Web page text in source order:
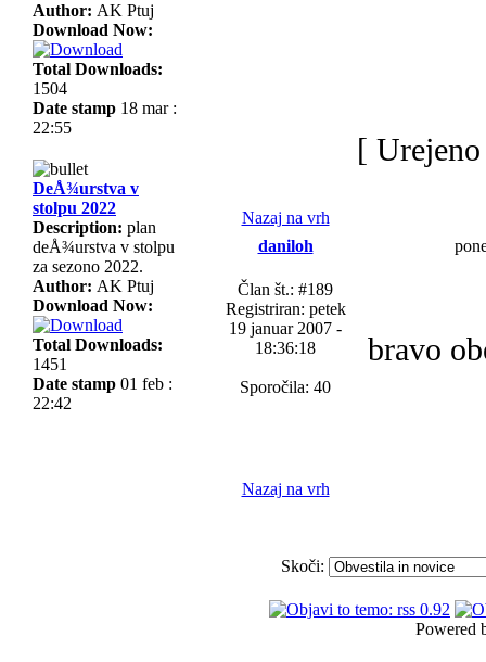
Author: AK Ptuj
Download Now:
Total Downloads:
1504
Date stamp 18 mar :
22:55
DeÅ¾urstva v
stolpu 2022
Description: plan
deÅ¾urstva v stolpu
za sezono 2022.
Author: AK Ptuj
Download Now:
Total Downloads:
1451
Date stamp 01 feb :
22:42
[
Nazaj na vrh
daniloh
Član št.: #189
Registriran: petek
19 januar 2007 -
18:36:18
Sporočila: 40
bravo
Nazaj na vrh
Skoči:
Powered